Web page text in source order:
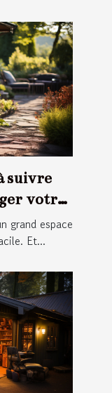
suivre
votre
grand espace
Et...